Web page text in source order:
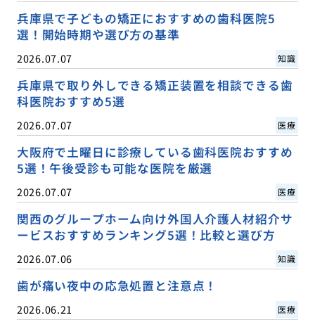
兵庫県で子どもの矯正におすすめの歯科医院5
選！開始時期や選び方の基準
2026.07.07 知識
兵庫県で取り外しできる矯正装置を相談できる歯
科医院おすすめ5選
2026.07.07 医療
大阪府で土曜日に診療している歯科医院おすすめ
5選！午後受診も可能な医院を厳選
2026.07.07 医療
関西のグループホーム向け外国人介護人材紹介サ
ービスおすすめランキング5選！比較と選び方
2026.07.06 知識
歯が痛い夜中の応急処置と注意点！
2026.06.21 医療